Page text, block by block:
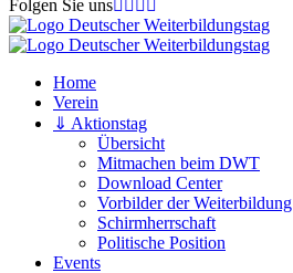
Folgen Sie uns
Home
Verein
⇓ Aktionstag
Übersicht
Mitmachen beim DWT
Download Center
Vorbilder der Weiterbildung
Schirmherrschaft
Politische Position
Events